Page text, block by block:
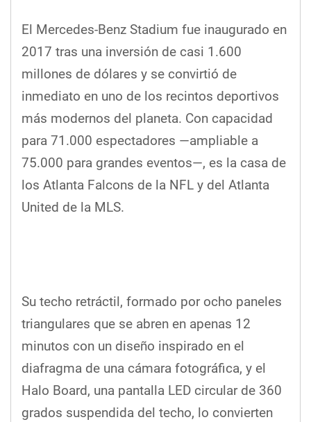
El Mercedes-Benz Stadium fue inaugurado en
2017 tras una inversión de casi 1.600
millones de dólares y se convirtió de
inmediato en uno de los recintos deportivos
más modernos del planeta. Con capacidad
para 71.000 espectadores —ampliable a
75.000 para grandes eventos—, es la casa de
los Atlanta Falcons de la NFL y del Atlanta
United de la MLS.
Su techo retráctil, formado por ocho paneles
triangulares que se abren en apenas 12
minutos con un diseño inspirado en el
diafragma de una cámara fotográfica, y el
Halo Board, una pantalla LED circular de 360
grados suspendida del techo, lo convierten